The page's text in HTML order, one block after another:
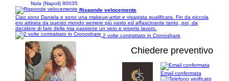
Nola (Napoli) 80035
Risponde velocemente
Ciao sono Daniela e sono una makeup-artist e visagista qualificata. Fin da piccola
ero attirata da questo mondo sempre più vasto ed affascinante tanto, poi, da
decidere di fare della mia passione un vero e proprio lavoro.
2 volte contrattato in Cronoshare
Chiedere preventivo
Email confermata